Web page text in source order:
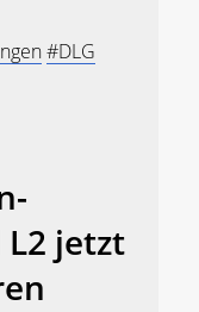
#DLG
jetzt